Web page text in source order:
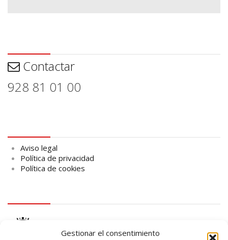
Gestionar el consentimiento
Contactar
928 81 01 00
Aviso legal
Política de privacidad
Política de cookies